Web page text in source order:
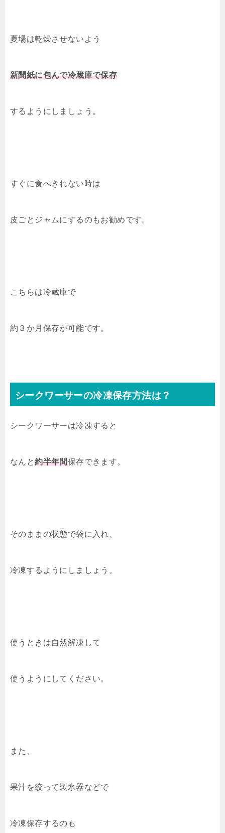
夏場は乾燥させないよう
新聞紙に包んで冷蔵庫で保存
するようにしましょう。
すぐに食べきれない時は
皮ごとジャムにするのもお勧めです。
こちらは冷蔵庫で
約３か月保存が可能です。
シークワーサーの冷凍保存方法は？
シークワーサーは冷凍すると
なんと約半年間保存できます。
そのままの状態で袋に入れ、
冷凍するようにしましょう。
使うときは自然解凍して
使うようにしてください。
また、
果汁を絞って製氷器などで
冷凍保存するのも